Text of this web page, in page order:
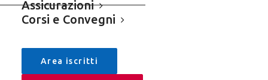
Assicurazioni
Corsi e Convegni
Area iscritti
APRI LA SIDEBAR +
Cerca